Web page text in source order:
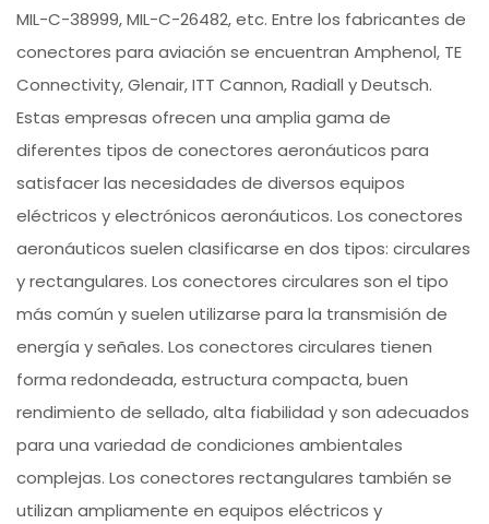
MIL-C-38999, MIL-C-26482, etc. Entre los fabricantes de
conectores para aviación se encuentran Amphenol, TE
Connectivity, Glenair, ITT Cannon, Radiall y Deutsch.
Estas empresas ofrecen una amplia gama de
diferentes tipos de conectores aeronáuticos para
satisfacer las necesidades de diversos equipos
eléctricos y electrónicos aeronáuticos. Los conectores
aeronáuticos suelen clasificarse en dos tipos: circulares
y rectangulares. Los conectores circulares son el tipo
más común y suelen utilizarse para la transmisión de
energía y señales. Los conectores circulares tienen
forma redondeada, estructura compacta, buen
rendimiento de sellado, alta fiabilidad y son adecuados
para una variedad de condiciones ambientales
complejas. Los conectores rectangulares también se
utilizan ampliamente en equipos eléctricos y